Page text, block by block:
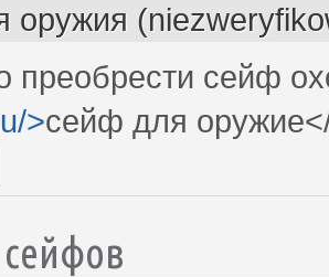
оружия
преобрести сейф
>сейф для